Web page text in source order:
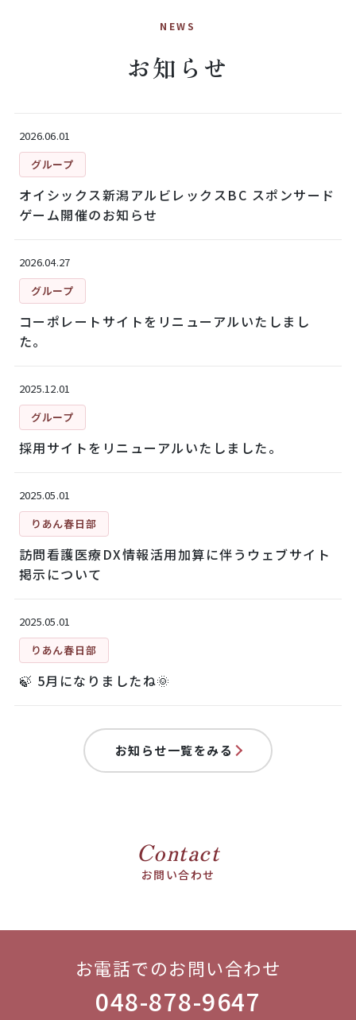
NEWS
お知らせ
2026.06.01
グループ
オイシックス新潟アルビレックスBC スポンサード
ゲーム開催のお知らせ
2026.04.27
グループ
コーポレートサイトをリニューアルいたしまし
た。
2025.12.01
グループ
採用サイトをリニューアルいたしました。
2025.05.01
りあん春日部
訪問看護医療DX情報活用加算に伴うウェブサイト
掲示について
2025.05.01
りあん春日部
🍃 5月になりましたね🌞
お知らせ一覧をみる
Contact
お問い合わせ
お電話でのお問い合わせ
048-878-9647